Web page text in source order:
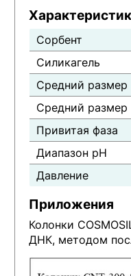
Сорбент
Силикагель
Средний размер
Средний размер
Привитая фаза
Диапазон рН
Давление
Приложения
Колонки
ДНК, методом